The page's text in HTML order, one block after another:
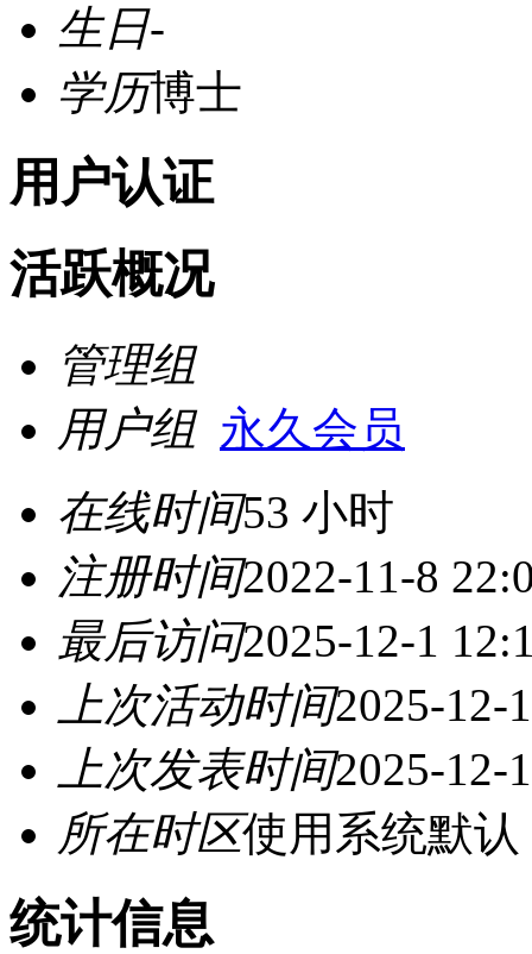
生日-
学历博士
用户认证
活跃概况
管理组
用户组 永久会员
在线时间53 小时
注册时间2022-11-8
最后访问2025-12-1
上次活动时间2025-12-
上次发表时间2025-12-
所在时区使用系统默认
统计信息